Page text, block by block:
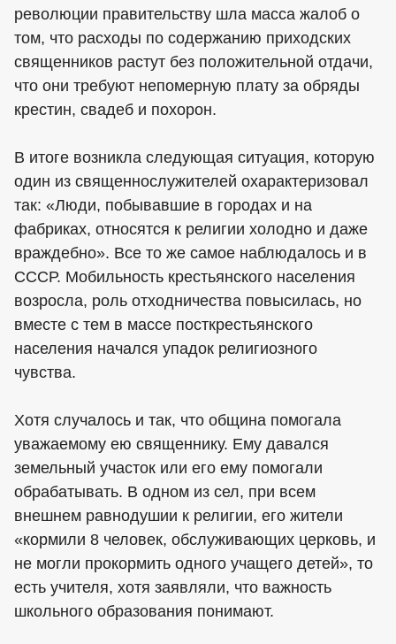
революции правительству шла масса жалоб о
том, что расходы по содержанию приходских
священников растут без положительной отдачи,
что они требуют непомерную плату за обряды
крестин, свадеб и похорон.
В итоге возникла следующая ситуация, которую
один из священнослужителей охарактеризовал
так: «Люди, побывавшие в городах и на
фабриках, относятся к религии холодно и даже
враждебно». Все то же самое наблюдалось и в
СССР. Мобильность крестьянского населения
возросла, роль отходничества повысилась, но
вместе с тем в массе посткрестьянского
населения начался упадок религиозного
чувства.
Хотя случалось и так, что община помогала
уважаемому ею священнику. Ему давался
земельный участок или его ему помогали
обрабатывать. В одном из сел, при всем
внешнем равнодушии к религии, его жители
«кормили 8 человек, обслуживающих церковь, и
не могли прокормить одного учащего детей», то
есть учителя, хотя заявляли, что важность
школьного образования понимают.